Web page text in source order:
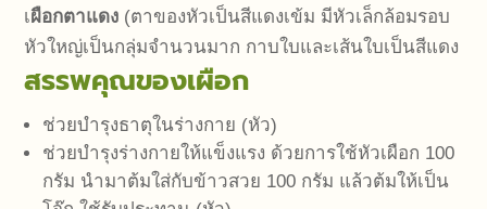
เผือกตาแดง (ตาของหัวเป็นสีแดงเข้ม มีหัวเล็กล้อมรอบ
หัวใหญ่เป็นกลุ่มจำนวนมาก กาบใบและเส้นใบเป็นสีแดง
สรรพคุณของเผือก
ช่วยบำรุงธาตุในร่างกาย (หัว)
ช่วยบำรุงร่างกายให้แข็งแรง ด้วยการใช้หัวเผือก 100
กรัม นำมาต้มใส่กับข้าวสวย 100 กรัม แล้วต้มให้เป็น